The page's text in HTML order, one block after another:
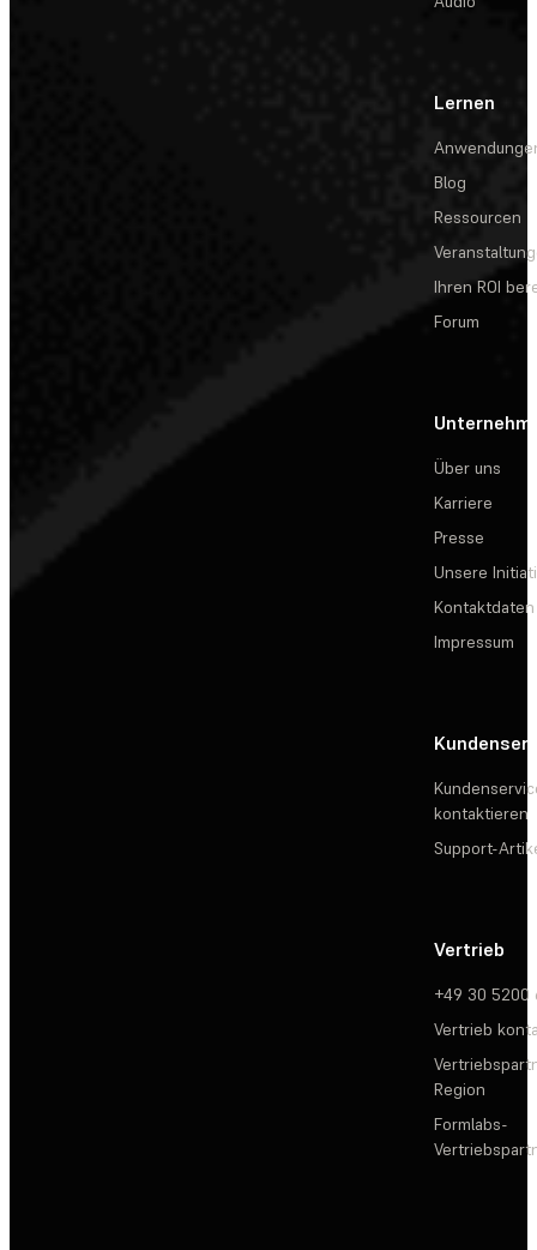
Lernen
Blog
Ressourcen
Ihren ROI
Forum
Über uns
Karriere
Presse
Unsere
Kontaktdaten
Impressum
kontaktieren
Support-
Vertrieb
+49 30 5200
Vertrieb
Region
Formlabs-